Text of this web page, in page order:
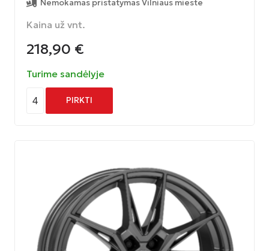
Nemokamas pristatymas Vilniaus mieste
Kaina už vnt.
218,90 €
Turime sandėlyje
4 PIRKTI